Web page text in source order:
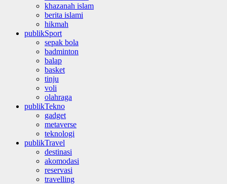
khazanah islam
berita islami
hikmah
publikSport
sepak bola
badminton
balap
basket
tinju
voli
olahraga
publikTekno
gadget
metaverse
teknologi
publikTravel
destinasi
akomodasi
reservasi
travelling